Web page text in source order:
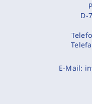
D-
E-Mail: